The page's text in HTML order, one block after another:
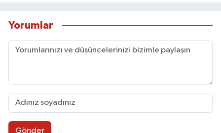
Yorumlar
Gönder